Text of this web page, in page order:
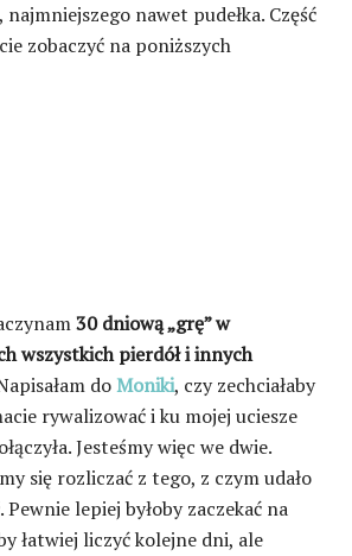
nawet pudełka. Część
zobaczyć na poniższych
30 dniową „grę” w
wszystkich pierdół i innych
doMoniki, czy zechciałaby
rywalizować i ku mojej uciesze
Jesteśmy więc we dwie.
się rozliczać z tego, z czym udało
lepiej byłoby zaczekać na
łatwiej liczyć kolejne dni, ale